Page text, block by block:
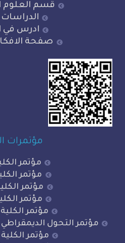
قسم العلوم السياسية
الدراسات العليا
ادرس في العراق
صفحة الافكار الابداعية
مؤتمرات الكلية
مؤتمر الكلية الاول
مؤتمر الكلية الثاني
مؤتمر الكلية الثالث
مؤتمر الكلية الرابع
مؤتمر الكلية الخامس
التحول الديمقراطي واشكاليات
مؤتمر الكلية السادس